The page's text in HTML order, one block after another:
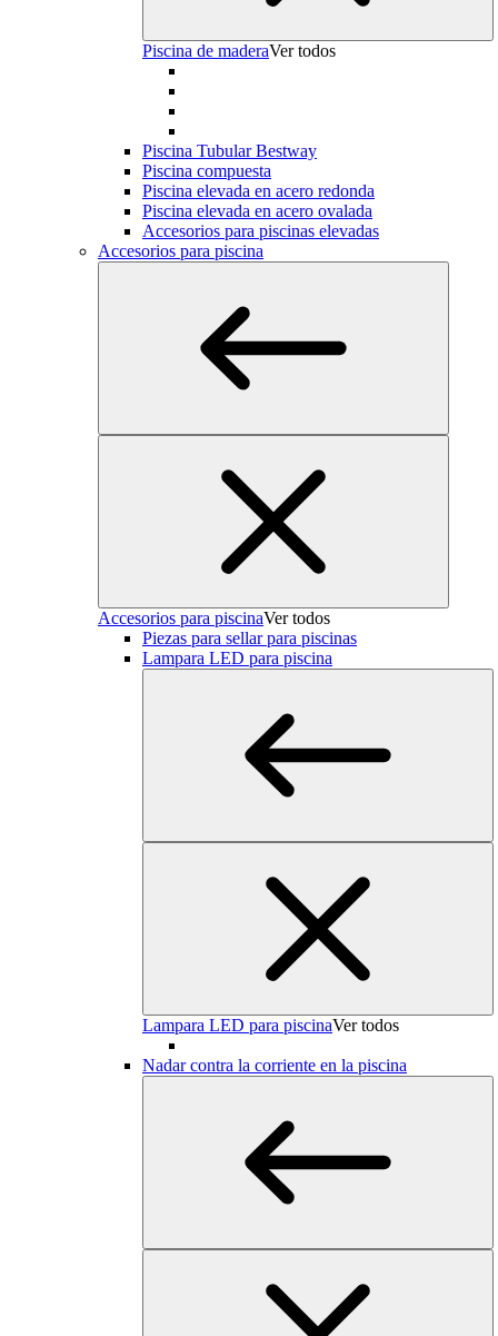
Piscina de maderaVer todos
Piscina Tubular Bestway
Piscina compuesta
Piscina elevada en acero redonda
Piscina elevada en acero ovalada
Accesorios para piscinas elevadas
Accesorios para piscina
Accesorios para piscinaVer todos
Piezas para sellar para piscinas
Lampara LED para piscina
Lampara LED para piscinaVer todos
Nadar contra la corriente en la piscina